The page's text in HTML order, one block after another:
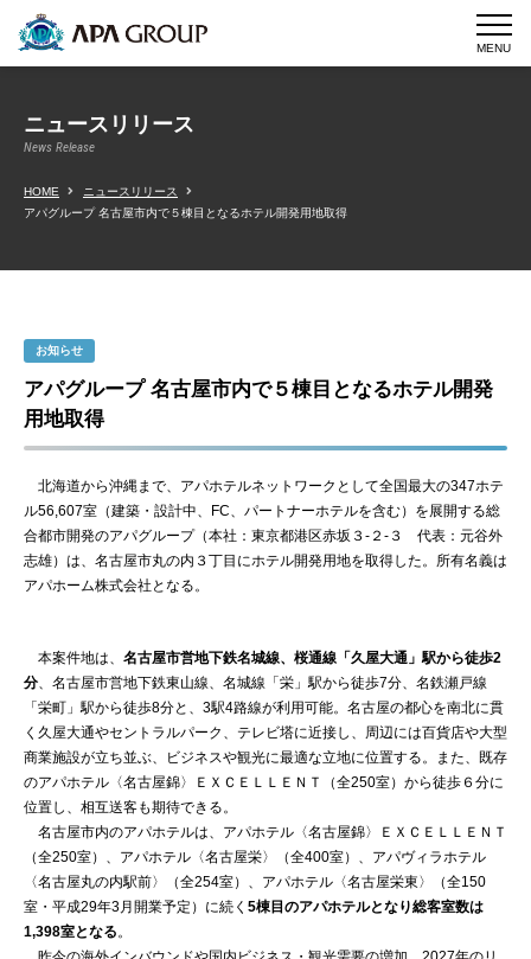
MENU
ニュースリリース
News Release
HOME
ニュースリリース
アパグループ 名古屋市内で５棟目となるホテル開発用地取得
お知らせ
アパグループ 名古屋市内で５棟目となるホテル開発
用地取得
北海道から沖縄まで、アパホテルネットワークとして全国最大の347ホテ
ル56,607室（建築・設計中、FC、パートナーホテルを含む）を展開する総
合都市開発のアパグループ（本社：東京都港区赤坂３-２-３ 代表：元谷外
志雄）は、名古屋市丸の内３丁目にホテル開発用地を取得した。所有名義は
アパホーム株式会社となる。
本案件地は、 名古屋市営地下鉄名城線、桜通線「久屋大通」駅から徒歩2
分 、名古屋市営地下鉄東山線、名城線「栄」駅から徒歩7分、名鉄瀬戸線
「栄町」駅から徒歩8分と、3駅4路線が利用可能。名古屋の都心を南北に貫
く久屋大通やセントラルパーク、テレビ塔に近接し、周辺には百貨店や大型
商業施設が立ち並ぶ、ビジネスや観光に最適な立地に位置する。また、既存
のアパホテル〈名古屋錦〉ＥＸＣＥＬＬＥＮＴ（全250室）から徒歩６分に
位置し、相互送客も期待できる。
名古屋市内のアパホテルは、アパホテル〈名古屋錦〉ＥＸＣＥＬＬＥＮＴ
（全250室）、アパホテル〈名古屋栄〉（全400室）、アパヴィラホテル
〈名古屋丸の内駅前〉（全254室）、アパホテル〈名古屋栄東〉（全150
室・平成29年3月開業予定）に続く 5棟目のアパホテルとなり総客室数は
1,398室となる 。